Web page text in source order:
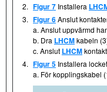
2. Figur 7 Installera
3. Figur 6Anslut
a. Anslut uppvärmd
b. Dra LHCMkabeln
c. Anslut LHCM
4. Figur 5 Installera
a. För kopplingskabel